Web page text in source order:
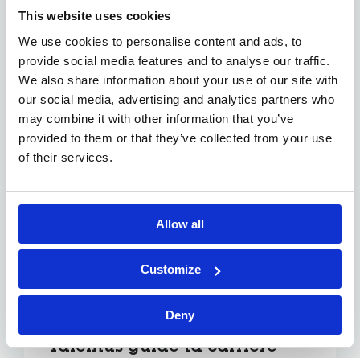
This website uses cookies
We use cookies to personalise content and ads, to
provide social media features and to analyse our traffic.
We also share information about your use of our site with
our social media, advertising and analytics partners who
may combine it with other information that you’ve
provided to them or that they’ve collected from your use
of their services.
Allow all
Customize
Deny
technique ?
Sécurité de l’emploi: un secteur stable et
essentiel.
Variété au quotidien : chaque jour apporte
de nouveaux défis.
Évolution possible: vers le leadership, la
spécialisation ou l’ingénierie avancée.
Tes compétences comptent
plus que ton diplôme
Toutes les entreprises ne recherchent pas un
diplôme spécifique. Beaucoup investissent dans
la formation interne et accompagnent ton
développement technique.
Talentus guide ta carrière